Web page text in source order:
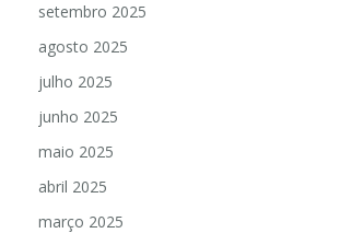
setembro 2025
agosto 2025
julho 2025
junho 2025
maio 2025
abril 2025
março 2025